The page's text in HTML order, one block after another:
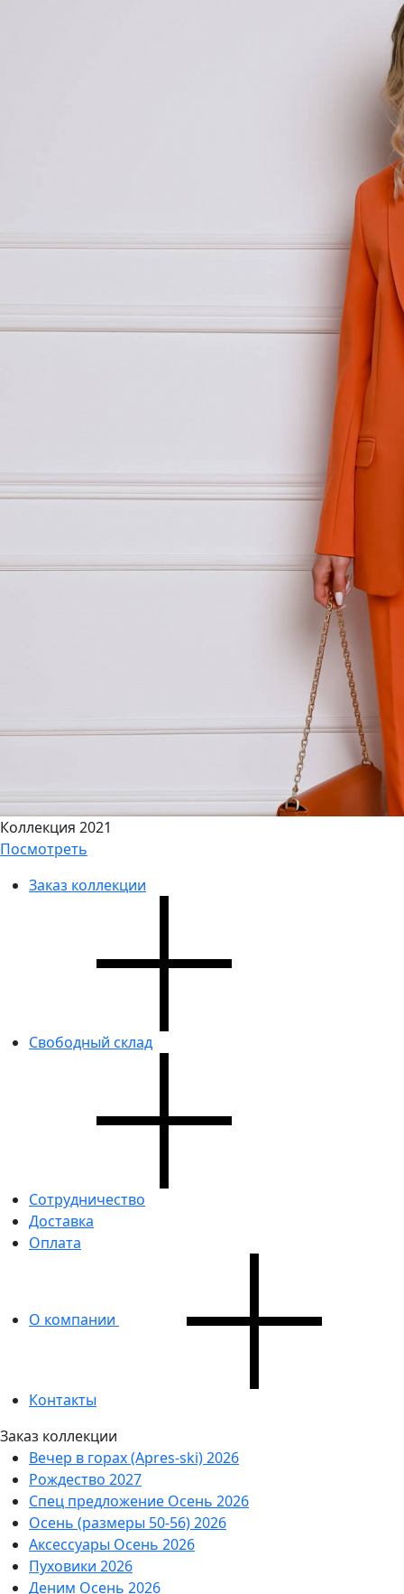
Коллекция 2021
Посмотреть
Заказ коллекции
Свободный склад
Сотрудничество
Доставка
Оплата
О компании
Контакты
Заказ коллекции
Вечер в горах (Apres-ski) 2026
Рождество 2027
Спец предложение Осень 2026
Осень (размеры 50-56) 2026
Аксессуары Осень 2026
Пуховики 2026
Деним Осень 2026